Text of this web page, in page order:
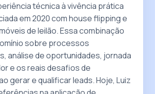
técnica à vivência prática
em 2020 com house flipping e
de leilão. Essa combinação
sobre processos
análise de oportunidades, jornada
e os reais desafios de
gerar e qualificar leads. Hoje, Luiz